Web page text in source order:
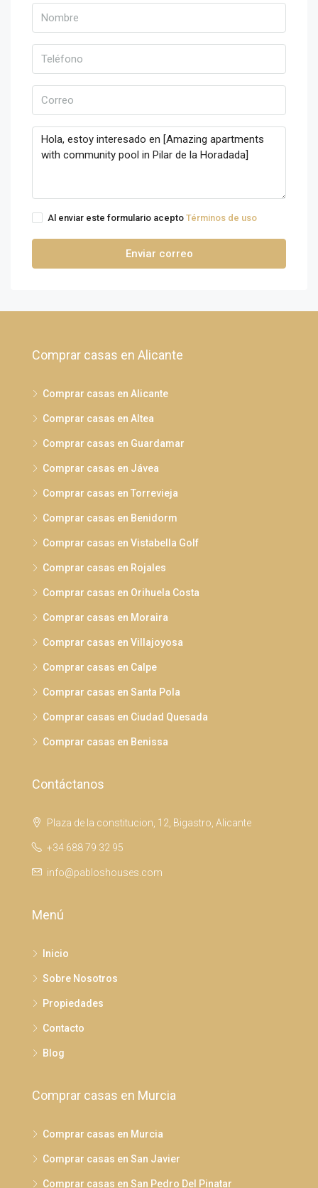
Al enviar este formulario acepto Términos de uso
Enviar correo
Comprar casas en Alicante
Comprar casas en Alicante
Comprar casas en Altea
Comprar casas en Guardamar
Comprar casas en Jávea
Comprar casas en Torrevieja
Comprar casas en Benidorm
Comprar casas en Vistabella Golf
Comprar casas en Rojales
Comprar casas en Orihuela Costa
Comprar casas en Moraira
Comprar casas en Villajoyosa
Comprar casas en Calpe
Comprar casas en Santa Pola
Comprar casas en Ciudad Quesada
Comprar casas en Benissa
Contáctanos
Plaza de la constitucion, 12, Bigastro, Alicante
+34 688 79 32 95
info@pabloshouses.com
Menú
Inicio
Sobre Nosotros
Propiedades
Contacto
Blog
Comprar casas en Murcia
Comprar casas en Murcia
Comprar casas en San Javier
Comprar casas en San Pedro Del Pinatar